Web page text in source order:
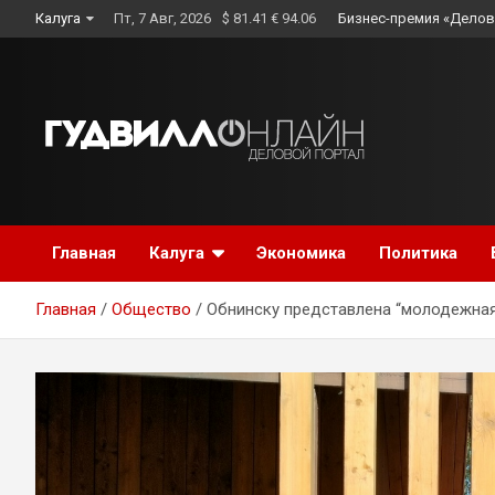
to
Калуга Пт, 7 Авг, 2026 $ 81.41 € 94.06 Бизнес-премия
Главная Калуга Экономика Политика
Главная Общество Обнинску представлена